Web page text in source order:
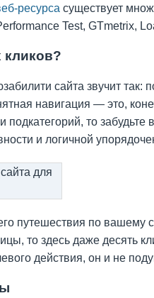
ресурса существует
Test, GTmetrix,
кликов?
сайта звучит
навигация — это,
подкатегорий, то
и логичной
путешествия по вашему
то здесь даже десять
действия, он и не